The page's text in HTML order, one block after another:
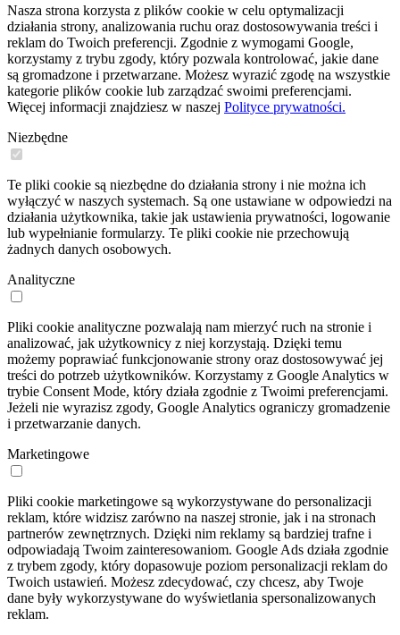
Nasza strona korzysta z plików cookie w celu optymalizacji
działania strony, analizowania ruchu oraz dostosowywania treści i
reklam do Twoich preferencji. Zgodnie z wymogami Google,
korzystamy z trybu zgody, który pozwala kontrolować, jakie dane
są gromadzone i przetwarzane. Możesz wyrazić zgodę na wszystkie
kategorie plików cookie lub zarządzać swoimi preferencjami.
Więcej informacji znajdziesz w naszej Polityce prywatności.
Niezbędne
Te pliki cookie są niezbędne do działania strony i nie można ich
wyłączyć w naszych systemach. Są one ustawiane w odpowiedzi na
działania użytkownika, takie jak ustawienia prywatności, logowanie
lub wypełnianie formularzy. Te pliki cookie nie przechowują
żadnych danych osobowych.
Analityczne
Pliki cookie analityczne pozwalają nam mierzyć ruch na stronie i
analizować, jak użytkownicy z niej korzystają. Dzięki temu
możemy poprawiać funkcjonowanie strony oraz dostosowywać jej
treści do potrzeb użytkowników. Korzystamy z Google Analytics w
trybie Consent Mode, który działa zgodnie z Twoimi preferencjami.
Jeżeli nie wyrazisz zgody, Google Analytics ograniczy gromadzenie
i przetwarzanie danych.
Marketingowe
Pliki cookie marketingowe są wykorzystywane do personalizacji
reklam, które widzisz zarówno na naszej stronie, jak i na stronach
partnerów zewnętrznych. Dzięki nim reklamy są bardziej trafne i
odpowiadają Twoim zainteresowaniom. Google Ads działa zgodnie
z trybem zgody, który dopasowuje poziom personalizacji reklam do
Twoich ustawień. Możesz zdecydować, czy chcesz, aby Twoje
dane były wykorzystywane do wyświetlania spersonalizowanych
reklam.